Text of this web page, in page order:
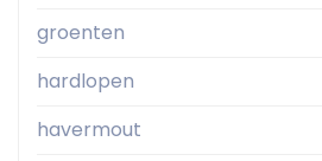
groenten
hardlopen
havermout